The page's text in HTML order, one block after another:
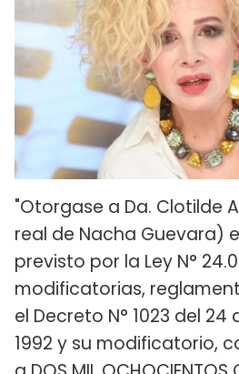
"Otorgase a Da. Clotilde
real de Nacha Guevara)
previsto por la Ley N°
modificatorias,
el Decreto N° 1023 del 24
1992 y su modificatorio,